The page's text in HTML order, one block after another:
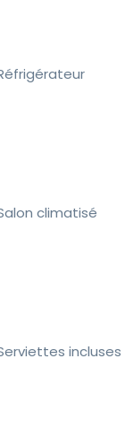
climatisé
incluses